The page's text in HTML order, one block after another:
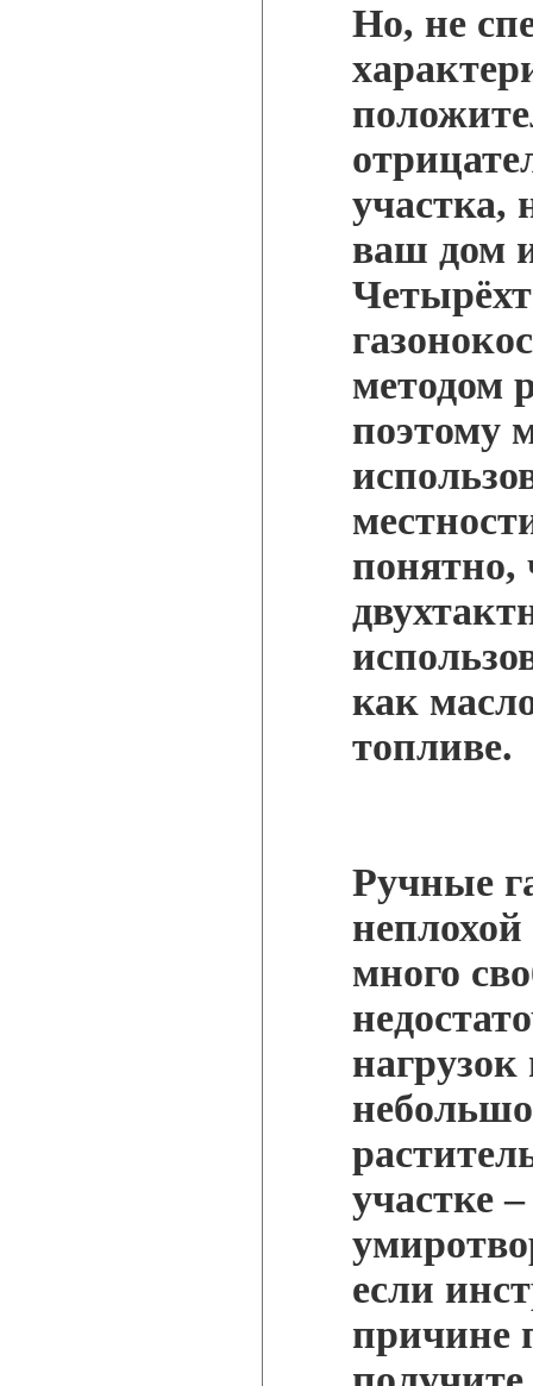
Но, не
участка,
ваш дом
методом
поэтому
понятно,
как
топливе.
Ручные
неплохой
много
участке
если
причине